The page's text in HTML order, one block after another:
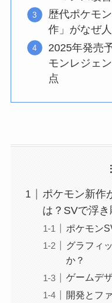
歴代ポケモ
作」がなぜ
2025年発売
モンレジェ
点
ポケモン新作
は？SVで浮
ポケモン
グラフィ
か？
ゲームデ
開発とフ